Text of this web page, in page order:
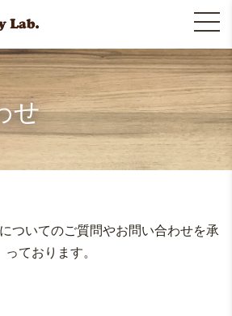
(Share
県の沖
室を展
クワ
に
と「学
せ
ついてのご質問やお問い合わせを承
っております。